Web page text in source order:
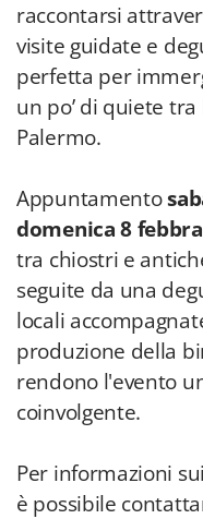
raccontarsi
visite guidate e
perfetta per
un po’ di quiete
Palermo.
Appuntamento
domenica 8
tra chiostri e
seguite da una
locali
produzione della
rendono l'evento
coinvolgente.
Per informazioni
è possibile